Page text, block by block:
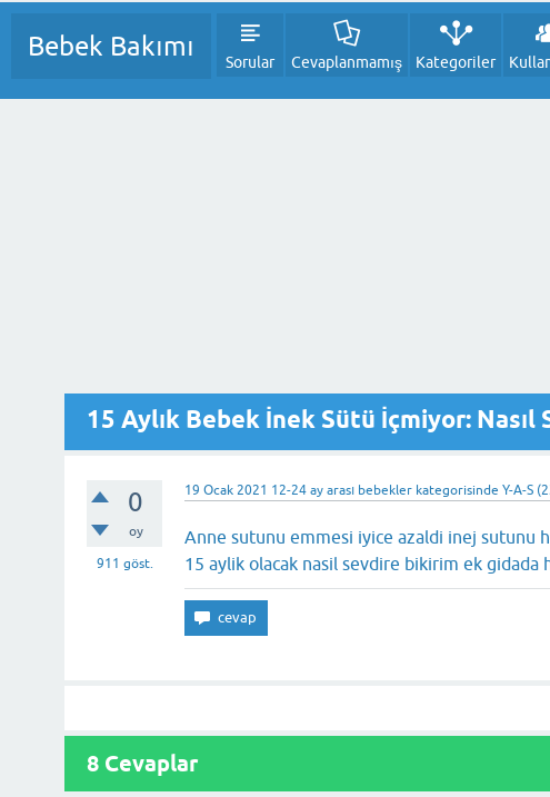
Bebek Bakımı
Sorular Cevaplanmamış Kategoriler
15 Aylık Bebek İnek Sütü İçmiyor: Nasıl
0
oy
911 göst.
19 Ocak 2021 12-24 ay arası bebekler kategorisinde Y-A-S (
Anne sutunu emmesi iyice azaldi inej sutunu
15 aylik olacak nasil sevdire bikirim ek
8 Cevaplar